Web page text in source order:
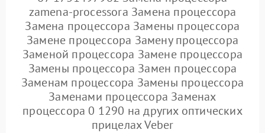
zamena-processora Замена процессора
Замена процессора Замены процессора
Замене процессора Замену процессора
Заменой процессора Замене процессора
Замены процессора Замен процессора
Заменам процессора Замены процессора
Заменами процессора Заменах
процессора 0 1290 на других оптических
прицелах Veber